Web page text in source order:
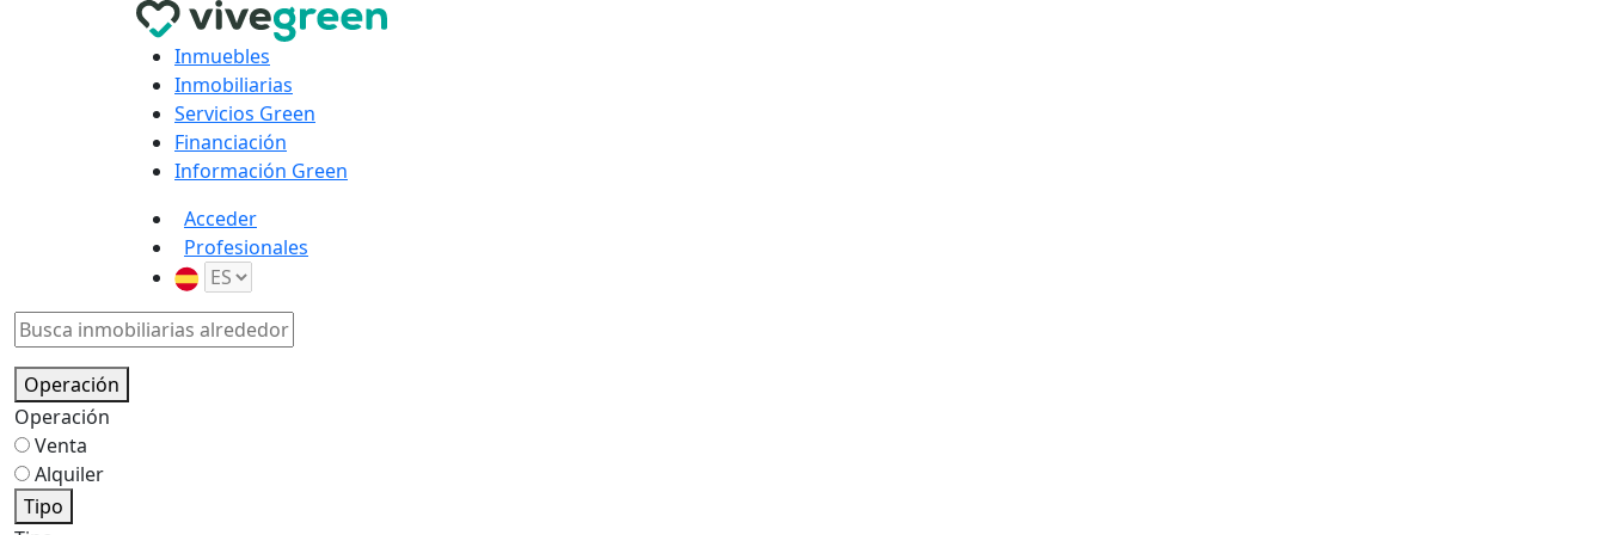
Inmuebles
Inmobiliarias
Servicios Green
Financiación
Información Green
Acceder
Profesionales
Operación
Operación
Venta
Alquiler
Tipo